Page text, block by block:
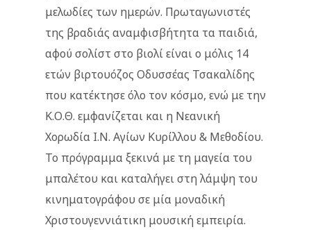
μελωδίες των ημερών. Πρωταγωνιστές
της βραδιάς αναμφισβήτητα τα παιδιά,
αφού σολίστ στο βιολί είναι ο μόλις 14
ετών βιρτουόζος Οδυσσέας Τσακαλίδης
που κατέκτησε όλο τον κόσμο, ενώ με την
Κ.Ο.Θ. εμφανίζεται και η Νεανική
Χορωδία Ι.Ν. Αγίων Κυρίλλου & Μεθοδίου.
Το πρόγραμμα ξεκινά με τη μαγεία του
μπαλέτου και καταλήγει στη λάμψη του
κινηματογράφου σε μία μοναδική
Χριστουγεννιάτικη μουσική εμπειρία.